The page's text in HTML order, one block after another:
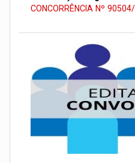
CONCORRÊNCIA Nº